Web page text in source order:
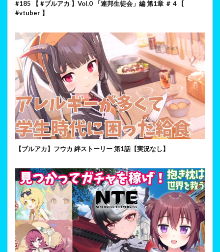
#185 【 #ブルアカ 】Vol.0 「連邦生徒会」編 第1章 ＃４【
#vtuber 】
【ブルアカ】フウカ 絆ストーリー 第1話【実況なし】